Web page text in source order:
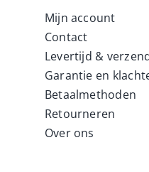
Mijn account
Contact
Levertijd &
Garantie en
Betaalmethoden
Retourneren
Over ons